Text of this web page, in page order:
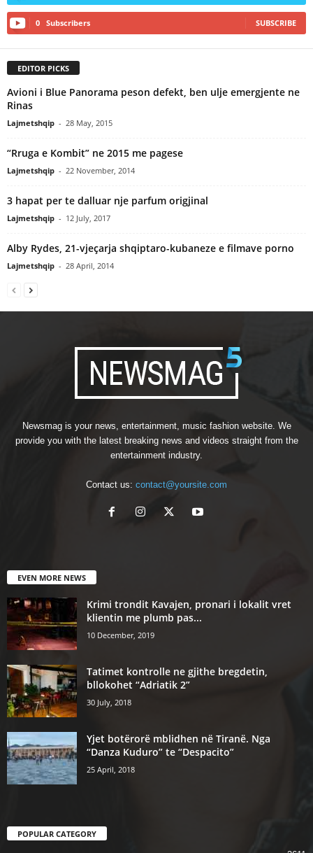
0 Subscribers SUBSCRIBE
EDITOR PICKS
Avioni i Blue Panorama peson defekt, ben ulje emergjente ne
Rinas
Lajmetshqip - 28 May, 2015
“Rruga e Kombit” ne 2015 me pagese
Lajmetshqip - 22 November, 2014
3 hapat per te dalluar nje parfum origjinal
Lajmetshqip - 12 July, 2017
Alby Rydes, 21-vjeçarja shqiptaro-kubaneze e filmave porno
Lajmetshqip - 28 April, 2014
Newsmag is your news, entertainment, music fashion website. We
provide you with the latest breaking news and videos straight from the
entertainment industry.
Contact us: contact@yoursite.com
EVEN MORE NEWS
Krimi trondit Kavajen, pronari i lokalit vret
klientin me plumb pas...
10 December, 2019
Tatimet kontrolle ne gjithe bregdetin,
bllokohet “Adriatik 2”
30 July, 2018
Yjet botërorë mblidhen në Tiranë. Nga
“Danza Kuduro” te “Despacito”
25 April, 2018
POPULAR CATEGORY